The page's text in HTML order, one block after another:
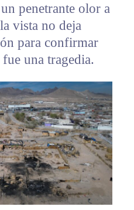
penetrante olor a
vista no deja
para confirmar
una tragedia.